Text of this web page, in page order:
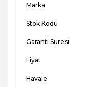
Marka
Stok Kodu
Garanti Süresi
Fiyat
Havale